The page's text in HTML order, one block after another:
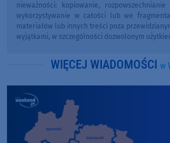
nieważności: kopiowanie,
wykorzystywanie w całości lub we
materiałów lub innych treści poza
wyjątkami, w szczególności dozwolonym
WIĘCEJ WIADOMOŚCI w